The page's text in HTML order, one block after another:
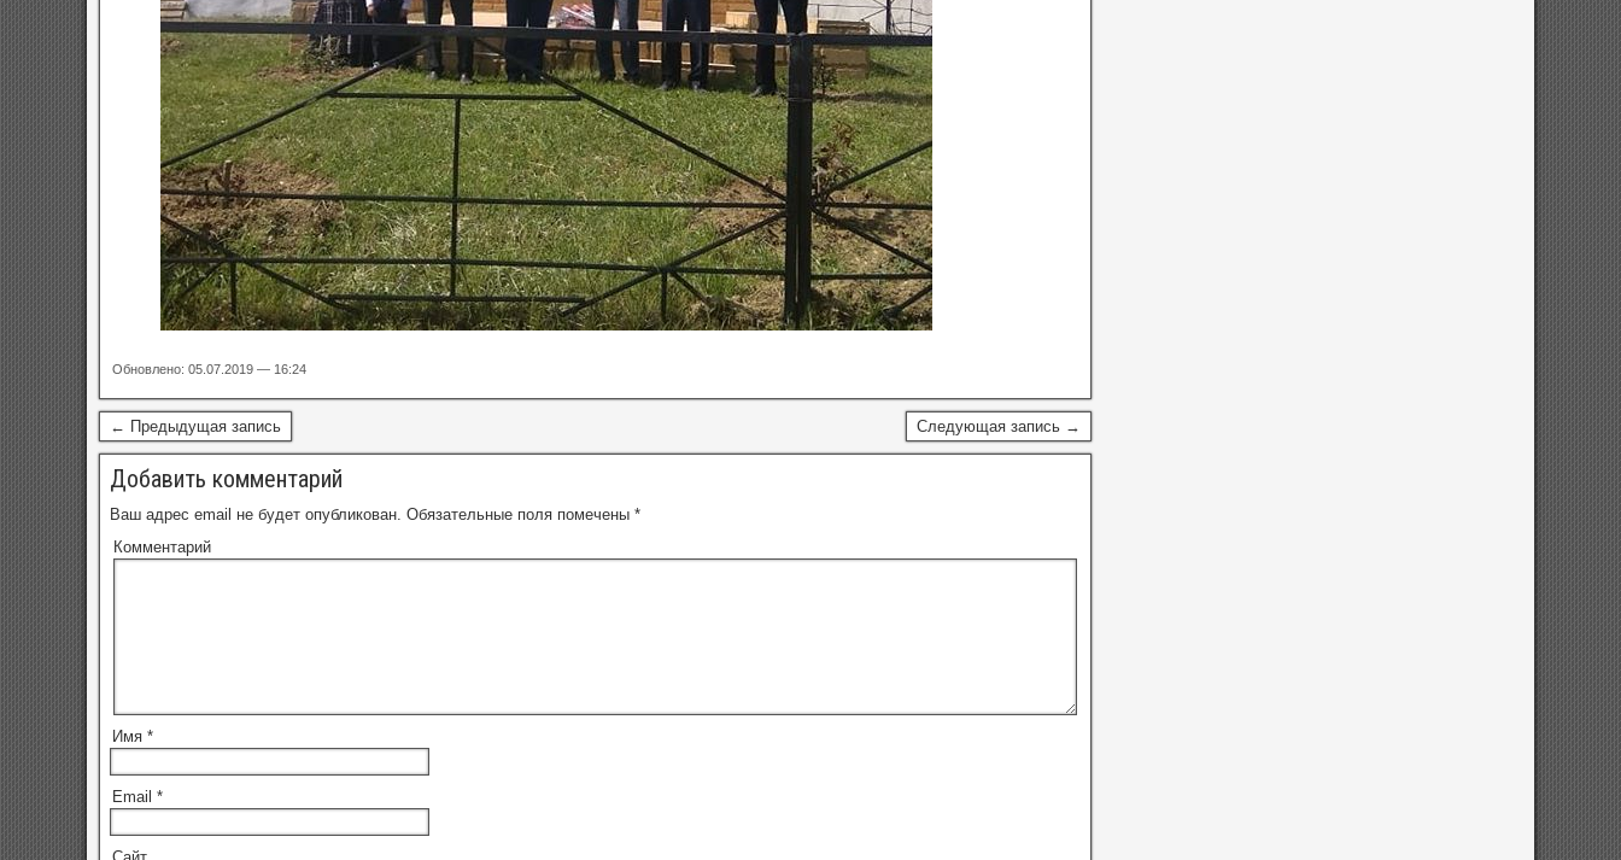
Обновлено: 05.07.2019 — 16:24
← Предыдущая запись Следующая запись →
Добавить комментарий
Ваш адрес email не будет опубликован. Обязательные поля помечены *
Комментарий
Имя *
Email *